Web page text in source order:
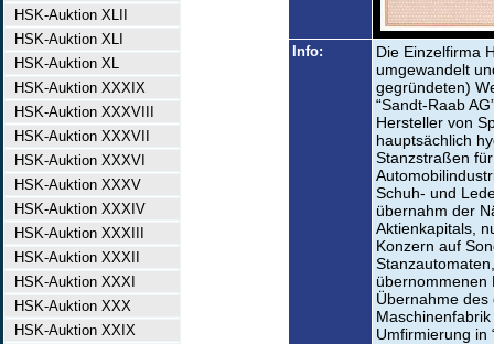
HSK-Auktion XLII
HSK-Auktion XLI
HSK-Auktion XL
HSK-Auktion XXXIX
HSK-Auktion XXXVIII
HSK-Auktion XXXVII
HSK-Auktion XXXVI
HSK-Auktion XXXV
HSK-Auktion XXXIV
HSK-Auktion XXXIII
HSK-Auktion XXXII
HSK-Auktion XXXI
HSK-Auktion XXX
HSK-Auktion XXIX
Info:
Die Einzelfirma
umgewandelt
gegründeten)
“Sandt-Raab
Hersteller von
hauptsächlich
Stanzstraßen
Schuh- und
übernahm der
Aktienkapitals,
Konzern auf
übernommenen
Übernahme des
Umfirmierung in